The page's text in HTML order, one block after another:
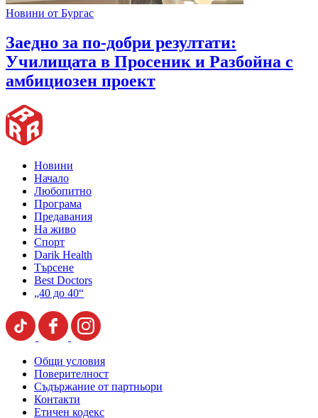
Новини от Бургас
Заедно за по-добри резултати:
Училищата в Просеник и Разбойна с
амбициозен проект
Новини
Начало
Любопитно
Програма
Предавания
На живо
Спорт
Darik Health
Търсене
Best Doctors
„40 до 40“
Общи условия
Поверителност
Съдържание от партньори
Контакти
Етичен кодекс